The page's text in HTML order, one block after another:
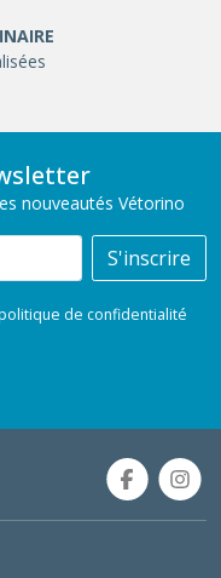
nouveautés Vétorino
S'inscrire
de confidentialité